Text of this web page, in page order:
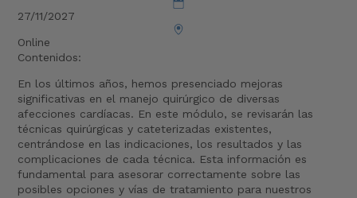
27/11/2027
Online
Contenidos:
En los últimos años, hemos presenciado mejoras
significativas en el manejo quirúrgico de diversas
afecciones cardíacas. En este módulo, se revisarán las
técnicas quirúrgicas y cateterizadas existentes,
centrándose en las indicaciones, los resultados y las
complicaciones de cada técnica. Esta información es
fundamental para asesorar correctamente sobre las
posibles opciones y vías de tratamiento para nuestros